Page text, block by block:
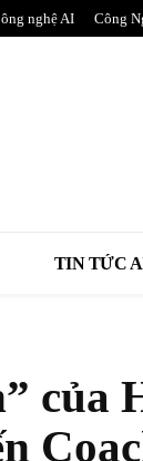
nghệ AI Công
TIN TỨC
của